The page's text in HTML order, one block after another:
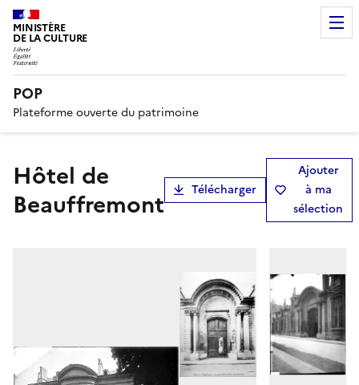
MINISTÈRE
DE LA CULTURE
POP
Plateforme ouverte du patrimoine
Hôtel de
Beauffremont
Télécharger
Ajouter
à ma
sélection